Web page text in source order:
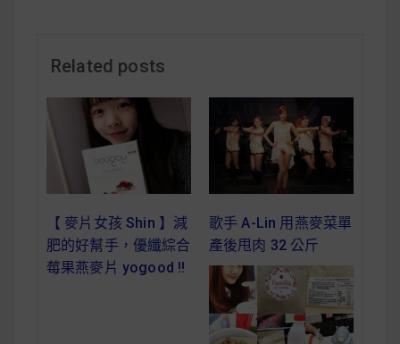
蔬食純素營養
純素料理食譜
蔬食純素餐廳推薦
Related posts
【 麥片女孩 Shin 】減
肥的好幫手，優纖綜合
莓果燕麥片 yogood !!
歌手 A-Lin 用燕麥菜單
產後甩肉 32 公斤